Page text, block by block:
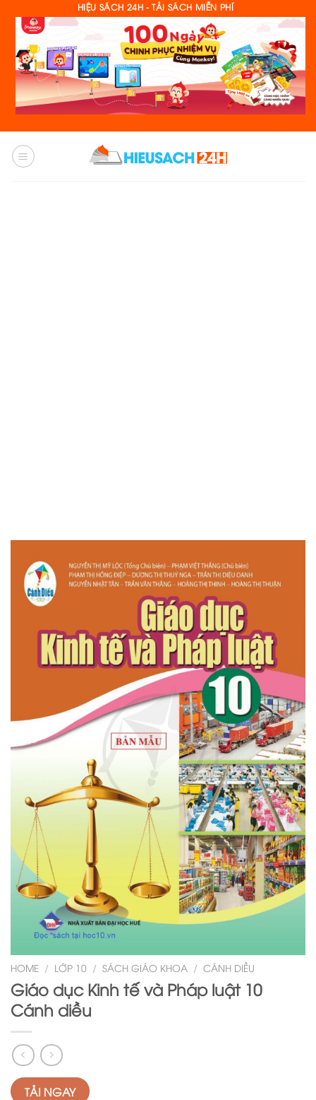
content
HIỆU SÁCH 24H - TẢI SÁCH MIỄN PHÍ
HOME / LỚP 10 / SÁCH GIÁO KHOA / CÁNH DIỀU
Giáo dục Kinh tế và Pháp luật 10
Cánh diều
TẢI NGAY